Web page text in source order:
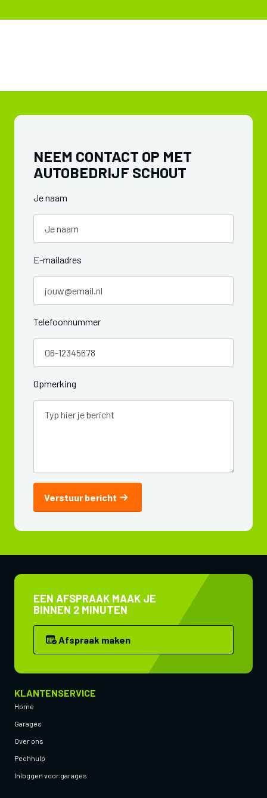
NEEM CONTACT OP MET
AUTOBEDRIJF SCHOUT
Je naam
E-mailadres
Telefoonnummer
Opmerking
Verstuur bericht
EEN AFSPRAAK MAAK JE
BINNEN 2 MINUTEN
Afspraak maken
KLANTENSERVICE
Home
Garages
Over ons
Pechhulp
Inloggen voor garages